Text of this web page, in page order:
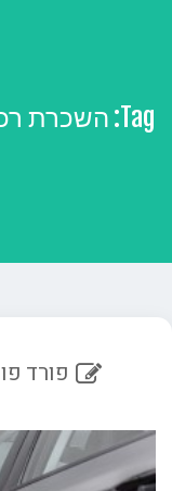
Tag: השכרת
פורד